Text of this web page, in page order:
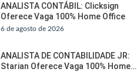
ANALISTA CONTÁBIL: Clicksign
Oferece Vaga 100% Home Office
6 de agosto de 2026
ANALISTA DE CONTABILIDADE JR:
Starian Oferece Vaga 100% Home…